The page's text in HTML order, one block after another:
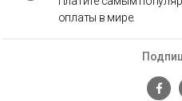
оплаты в мире.